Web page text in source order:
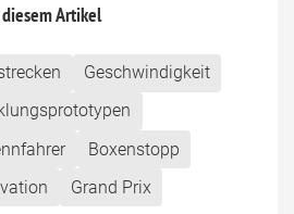
Artikel
Geschwindigkeit
Boxenstopp
Grand Prix